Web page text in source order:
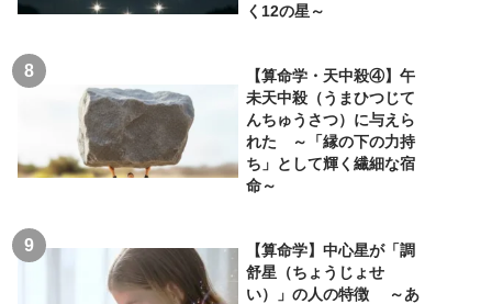
く12の星～
【算命学・天中殺④】午
未天中殺（うまひつじて
んちゅうさつ）に与えら
れた ～「縁の下の力持
ち」として輝く繊細な宿
命～
【算命学】中心星が「調
舒星（ちょうじょせ
い）」の人の特徴 ～あ